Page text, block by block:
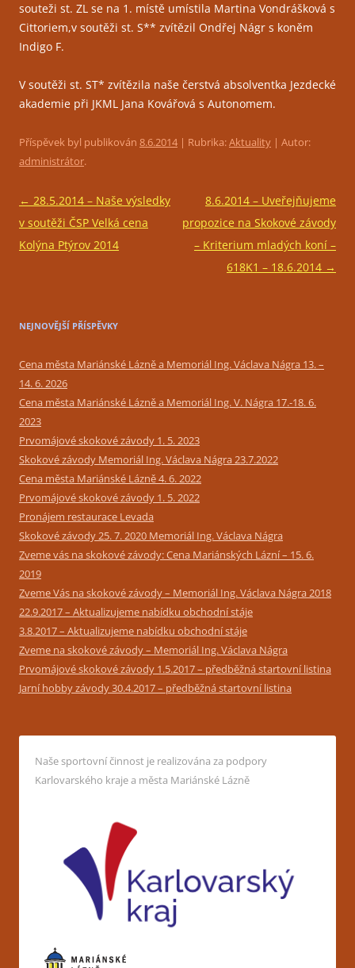
souteži st. ZL se na 1. místě umístila Martina Vondrášková s
Cittoriem,v soutěži st. S** zvítězil Ondřej Nágr s koněm
Indigo F.
V soutěži st. ST* zvítězila naše čerstvá absolventka Jezdecké
akademie při JKML Jana Kovářová s Autonomem.
Příspěvek byl publikován 8.6.2014 | Rubrika:Aktuality | Autor:
administrátor.
Navigace
pro
příspěvky
← 28.5.2014 – Naše výsledky
v soutěži ČSP Velká cena
Kolýna Ptýrov 2014
8.6.2014 – Uveřejňujeme
propozice na Skokové závody
– Kriterium mladých koní –
618K1 – 18.6.2014 →
NEJNOVĚJŠÍ PŘÍSPĚVKY
Cena města Mariánské Lázně a Memoriál Ing. Václava Nágra 13. –
14. 6. 2026
Cena města Mariánské Lázně a Memoriál Ing. V. Nágra 17.-18. 6.
2023
Prvomájové skokové závody 1. 5. 2023
Skokové závody Memoriál Ing. Václava Nágra 23.7.2022
Cena města Mariánské Lázně 4. 6. 2022
Prvomájové skokové závody 1. 5. 2022
Pronájem restaurace Levada
Skokové závody 25. 7. 2020 Memoriál Ing. Václava Nágra
Zveme vás na skokové závody: Cena Mariánských Lázní – 15. 6.
2019
Zveme Vás na skokové závody – Memoriál Ing. Václava Nágra 2018
22.9.2017 – Aktualizujeme nabídku obchodní stáje
3.8.2017 – Aktualizujeme nabídku obchodní stáje
Zveme na skokové závody – Memoriál Ing. Václava Nágra
Prvomájové skokové závody 1.5.2017 – předběžná startovní listina
Jarní hobby závody 30.4.2017 – předběžná startovní listina
Naše sportovní činnost je realizována za podpory
Karlovarského kraje a města Mariánské Lázně